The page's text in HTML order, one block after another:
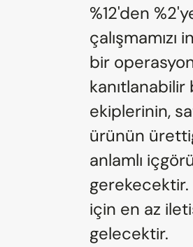
%12'den
çalışmamızı
bir
kanıtlanabilir
ekiplerinin,
ürünün
anlamlı
gerekecektir.
için en az
gelecektir.